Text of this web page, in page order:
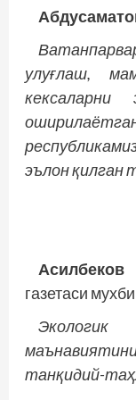
улуғлаш,
кексаларни
эълон қилган
Асилбеков
газетаси
танқидий-